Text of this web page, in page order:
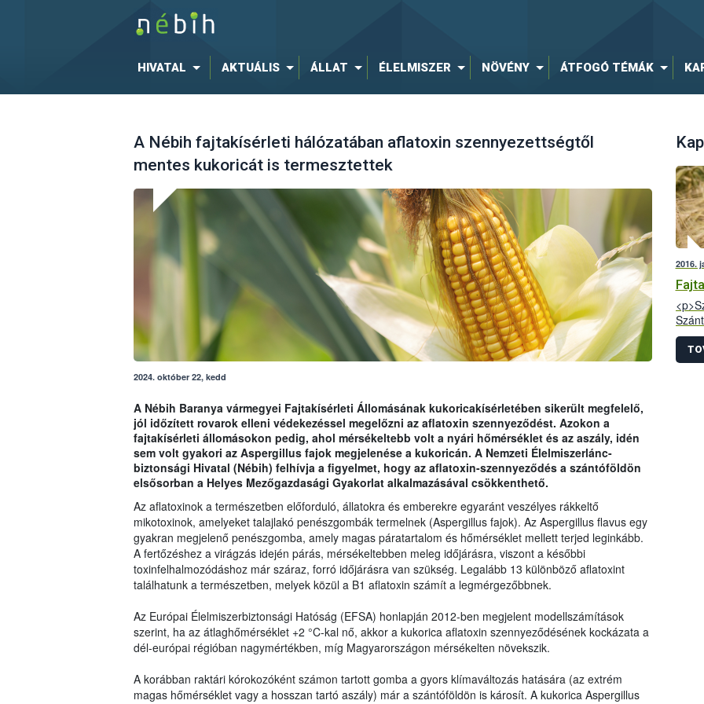
HIVATAL AKTUÁLIS ÁLLAT ÉLELMISZER NÖVÉNY ÁTFOGÓ TÉMÁK
A Nébih fajtakísérleti hálózatában aflatoxin szennyezettségtől
mentes kukoricát is termesztettek
2024. október 22, kedd
A Nébih Baranya vármegyei Fajtakísérleti Állomásának kukoricakísérletében sikerült megfelelő,
jól időzített rovarok elleni védekezéssel megelőzni az aflatoxin szennyeződést. Azokon a
fajtakísérleti állomásokon pedig, ahol mérsékeltebb volt a nyári hőmérséklet és az aszály, idén
sem volt gyakori az Aspergillus fajok megjelenése a kukoricán. A Nemzeti Élelmiszerlánc-
biztonsági Hivatal (Nébih) felhívja a figyelmet, hogy az aflatoxin-szennyeződés a szántóföldön
elsősorban a Helyes Mezőgazdasági Gyakorlat alkalmazásával csökkenthető.
Az aflatoxinok a természetben előforduló, állatokra és emberekre egyaránt veszélyes rákkeltő
mikotoxinok, amelyeket talajlakó penészgombák termelnek (Aspergillus fajok). Az Aspergillus flavus egy
gyakran megjelenő penészgomba, amely magas páratartalom és hőmérséklet mellett terjed leginkább.
A fertőzéshez a virágzás idején párás, mérsékeltebben meleg időjárásra, viszont a későbbi
toxinfelhalmozódáshoz már száraz, forró időjárásra van szükség. Legalább 13 különböző aflatoxint
találhatunk a természetben, melyek közül a B1 aflatoxin számít a legmérgezőbbnek.
Az Európai Élelmiszerbiztonsági Hatóság (EFSA) honlapján 2012-ben megjelent modellszámítások
szerint, ha az átlaghőmérséklet +2 °C-kal nő, akkor a kukorica aflatoxin szennyeződésének kockázata a
dél-európai régióban nagymértékben, míg Magyarországon mérsékelten növekszik.
A korábban raktári kórokozóként számon tartott gomba a gyors klímaváltozás hatására (az extrém
magas hőmérséklet vagy a hosszan tartó aszály) már a szántóföldön is károsít. A kukorica Aspergillus
2016.
az